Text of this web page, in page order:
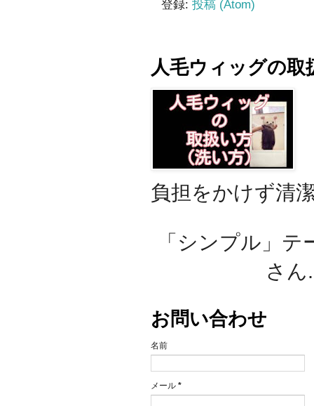
登録: 投稿 (Atom)
人毛ウィッグの取
負担をかけず清
「シンプル」
さ
お問い合わせ
名前
メール *